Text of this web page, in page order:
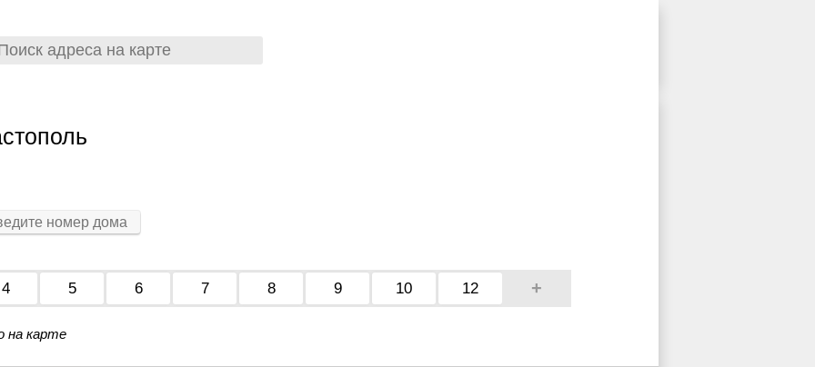
4 5 6 7 8 9 10 12 +
на карте